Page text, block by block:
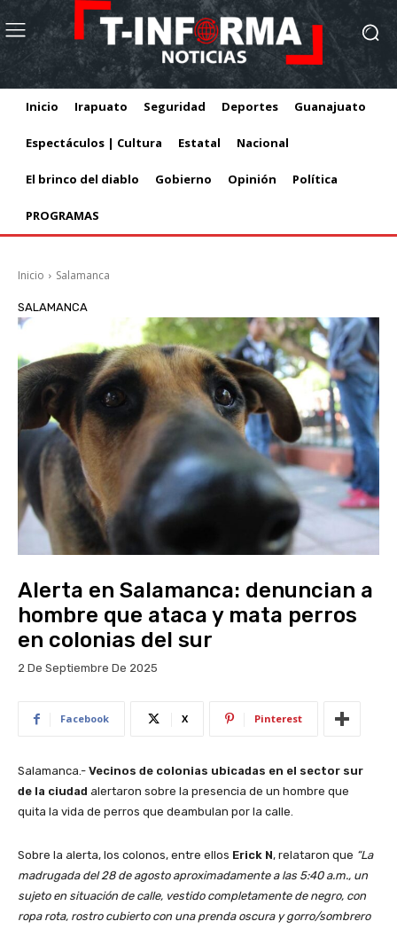
Inicio Irapuato Seguridad Deportes Guanajuato
Espectáculos | Cultura Estatal Nacional
El brinco del diablo Gobierno Opinión Política
PROGRAMAS
Inicio Salamanca
SALAMANCA
Alerta en Salamanca: denuncian a
hombre que ataca y mata perros
en colonias del sur
2 De Septiembre De 2025
Facebook X Pinterest
Salamanca.- Vecinos de colonias ubicadas en el sector sur
de la ciudad alertaron sobre la presencia de un hombre que
quita la vida de perros que deambulan por la calle.
Sobre la alerta, los colonos, entre ellos Erick N, relataron que “La
madrugada del 28 de agosto aproximadamente a las 5:40 a.m., un
sujeto en situación de calle, vestido completamente de negro, con
ropa rota, rostro cubierto con una prenda oscura y gorro/sombrero